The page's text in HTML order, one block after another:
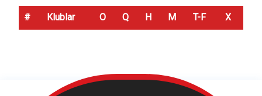
# Klublar O Q H M T-F X